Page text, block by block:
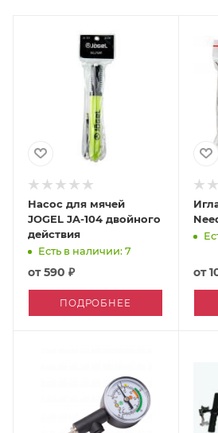
Насос для мячей
JOGEL JA-104 двойного
действия
Есть в наличии: 7
от590 ₽
ПОДРОБНЕЕ
от